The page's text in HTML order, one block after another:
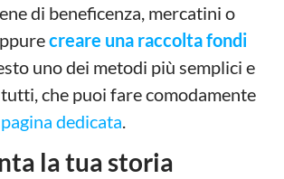
di beneficenza, mercatini o
creare una raccolta fondi
uno dei metodi più semplici e
che puoi fare comodamente
pagina dedicata
la tua storia